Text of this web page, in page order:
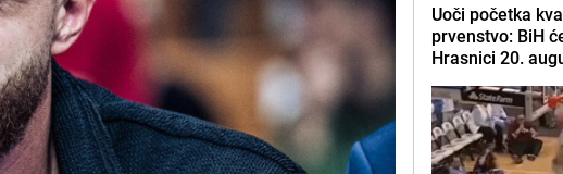
Uoči početka
prvenstvo: BiH
Hrasnici 20.